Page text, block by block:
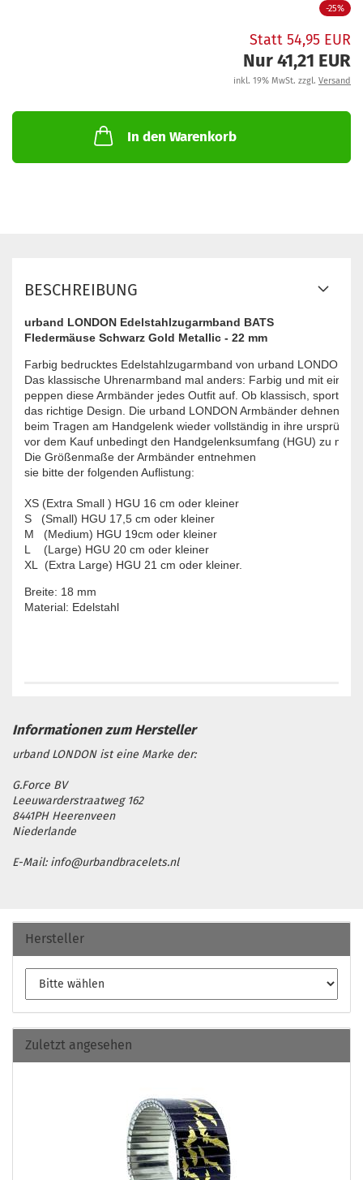
-25%
Statt 54,95 EUR
Nur 41,21 EUR
inkl. 19% MwSt. zzgl. Versand
In den Warenkorb
BESCHREIBUNG
urband LONDON Edelstahlzugarmband BATS
Fledermäuse Schwarz Gold Metallic - 22 mm
Farbig bedrucktes Edelstahlzugarmband von urband LONDON -
Das klassische Uhrenarmband mal anders: Farbig und mit
peppen diese Armbänder jedes Outfit auf. Ob klassisch, sportlich
das richtige Design. Die urband LONDON Armbänder dehnen
beim Tragen am Handgelenk wieder vollständig in ihre
vor dem Kauf unbedingt den Handgelenksumfang (HGU) zu
Die Größenmaße der Armbänder entnehmen
XS (Extra Small ) HGU 16 cm oder kleiner
S   (Small) HGU 17,5 cm oder kleiner
M   (Medium) HGU 19cm oder kleiner
L    (Large) HGU 20 cm oder kleiner
XL  (Extra Large) HGU 21 cm oder kleiner.
Breite: 18 mm
Material: Edelstahl
urband LONDON ist eine Marke der:
G.Force BV
Leeuwarderstraatweg 162
8441PH Heerenveen
Niederlande
E-Mail: info@urbandbracelets.nl
Hersteller
Zuletzt angesehen